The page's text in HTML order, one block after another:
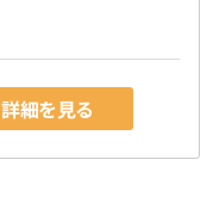
評価を行います。
はお客様からも評価
ることがあるからで
詳細を見る